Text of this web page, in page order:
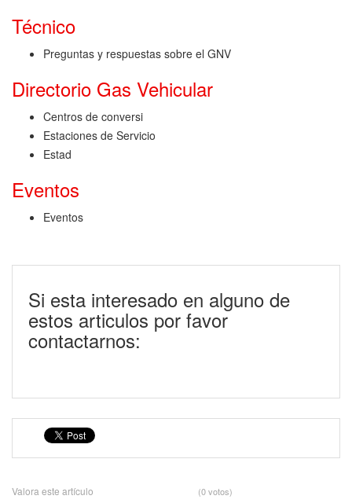
Técnico
Preguntas y respuestas sobre el GNV
Directorio Gas Vehicular
Centros de conversi
Estaciones de Servicio
Estad
Eventos
Eventos
Si esta interesado en alguno de
estos articulos por favor
contactarnos:
Valora este artículo (0 votos)